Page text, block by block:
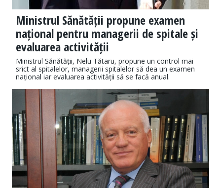
Ministrul Sănătății propune examen
național pentru managerii de spitale și
evaluarea activității
Ministrul Sănătății, Nelu Tătaru, propune un control mai
srict al spitalelor, managerii spitalelor să dea un examen
național iar evaluarea activității să se facă anual.